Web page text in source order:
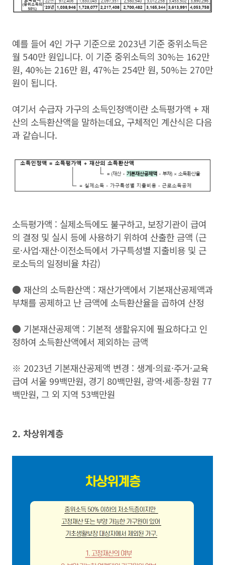
예를 들어 4인 가구 기준으로 2023년 기준 중위소득은
월 540만 원입니다. 이 기준 중위소득의 30%는 162만
원, 40%는 216만 원, 47%는 254만 원, 50%는 270만
원이 됩니다.
여기서 수급자 가구의 소득인정액이란 소득평가액 + 재
산의 소득환산액을 말하는데요, 구체적인 계산식은 다음
과 같습니다.
소득평가액 : 실제소득에도 불구하고, 보장기관이 급여
의 결정 및 실시 등에 사용하기 위하여 산출한 금액 (근
로·사업·재산·이전소득에서 가구특성별 지출비용 및 근
로소득의 일정비율 차감)
● 재산의 소득환산액 : 재산가액에서 기본재산공제액과
부채를 공제하고 난 금액에 소득환산율을 곱하여 산정
● 기본재산공제액 : 기본적 생활유지에 필요하다고 인
정하여 소득환산액에서 제외하는 금액
※ 2023년 기본재산공제액 변경 : 생계·의료·주거·교육
급여 서울 99백만원, 경기 80백만원, 광역·세종·창원 77
백만원, 그 외 지역 53백만원
2. 차상위계층